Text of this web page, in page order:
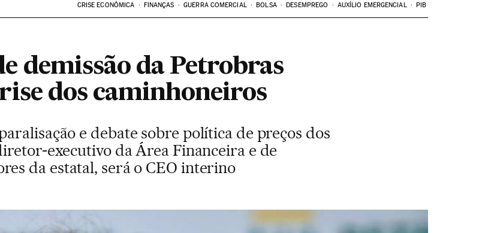
CRISE ECONÔMICA FINANÇAS GUERRA COMERCIAL BOLSA DESEMPREGO AUXÍLIO EMERGENCIAL PIB
demissão da Petrobras
dos caminhoneiros
e debate sobre política de preços dos
executivo da Área Financeira e de
da estatal, será o CEO interino